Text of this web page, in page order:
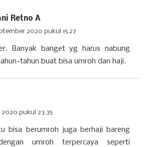
Retno A
2020 pukul 15.27
Banyak banget yg harus nabung
tahun buat bisa umroh dan haji.
pukul 23.35
bisa berumroh juga berhaji bareng
umroh terpercaya seperti